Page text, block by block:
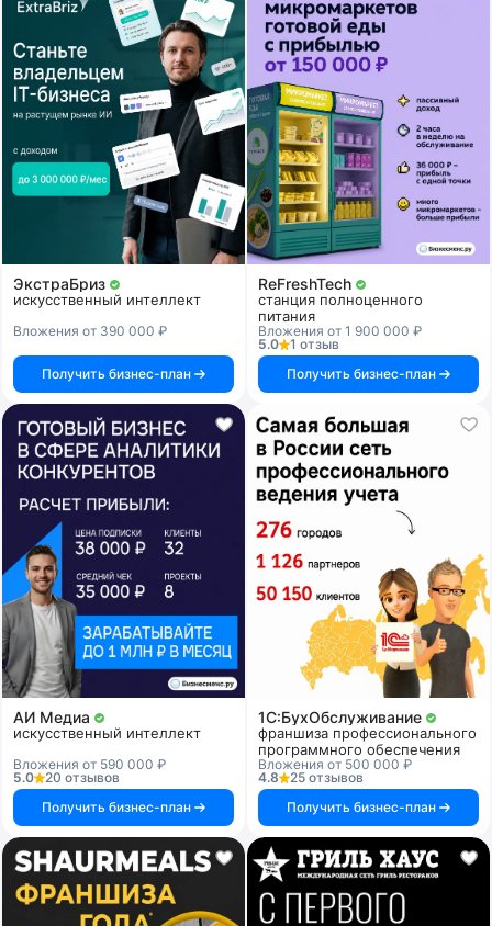
ЭкстраБриз
искусственный интеллект
Вложения от 390 000 ₽
Получить бизнес-план
ReFreshTech
станция полноценного
питания
Вложения от 1 900 000 ₽
5.0
1 отзыв
Получить бизнес-план
АИ Медиа
искусственный интеллект
Вложения от 590 000 ₽
5.0
20 отзывов
Получить бизнес-план
1C:БухОбслуживание
франшиза профессионального
программного обеспечения
Вложения от 500 000 ₽
4.8
25 отзывов
Получить бизнес-план